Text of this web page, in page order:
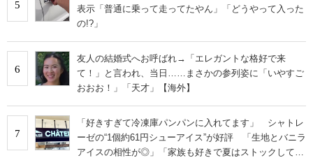
5
表示「普通に乗って走ってたやん」「どうやって入った
の!?」
6
友人の結婚式へお呼ばれ→「エレガントな格好で来
て！」と言われ、当日……まさかの参列姿に「いやすご
おおお！」「天才」【海外】
7
「好きすぎて冷凍庫パンパンに入れてます」 シャトレ
ーゼの“1個約61円シューアイス”が好評 「生地とバニラ
アイスの相性が◎」「家族も好きで夏はストックして